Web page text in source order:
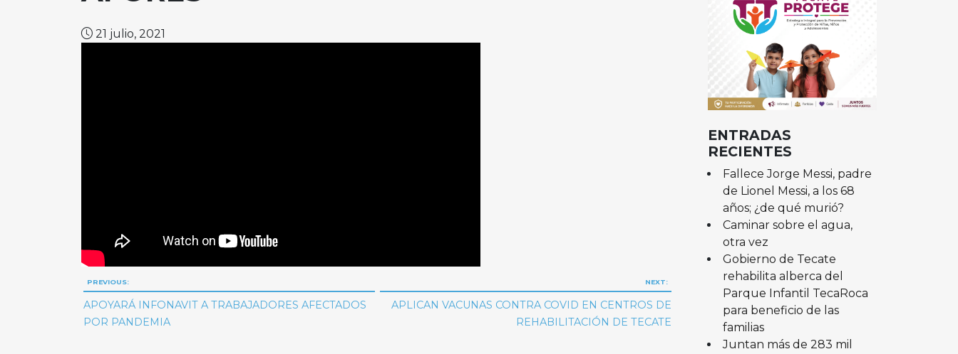
21 julio, 2021
Navegación
de
PREVIOUS:
APOYARÁ INFONAVIT A TRABAJADORES AFECTADOS
POR PANDEMIA
NEXT:
APLICAN VACUNAS CONTRA COVID EN CENTROS DE
REHABILITACIÓN DE TECATE
ENTRADAS
RECIENTES
Fallece Jorge Messi, padre
de Lionel Messi, a los 68
años; ¿de qué murió?
Caminar sobre el agua,
otra vez
Gobierno de Tecate
rehabilita alberca del
Parque Infantil TecaRoca
para beneficio de las
familias
Juntan más de 283 mil